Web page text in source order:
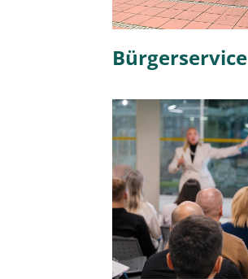
Bürgerservice